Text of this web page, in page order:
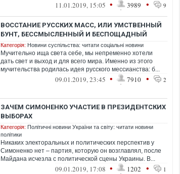
11.01.2019, 15:05 • 3989 • 9
ВОССТАНИЕ РУССКИХ МАСС, ИЛИ УМСТВЕННЫЙ
БУНТ, БЕССМЫСЛЕННЫЙ И БЕСПОЩАДНЫЙ
Категорія: Новини суспільства: читати соціальні новини
Мучительно ища света себе, мы непременно хотели
дать свет и выход и для всего мира. Именно из этого
мучительства родилась идея русского мессианства: б...
09.01.2019, 23:45 • 7910 • 2
ЗАЧЕМ СИМОНЕНКО УЧАСТИЕ В ПРЕЗИДЕНТСКИХ
ВЫБОРАХ
Категорія: Політичні новини України та світу: читати новини
політики
Никаких электоральных и политических перспектив у
Симоненко нет – партия, которую он возглавлял, после
Майдана исчезла с политической сцены Украины. В...
09.01.2019, 17:08 • 1202 • 1